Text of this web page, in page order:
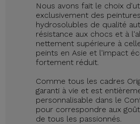
Nous avons fait le choix
exclusivement des peintures
hydrosolubles de qualité
résistance aux chocs et à
nettement supérieure à
peints en Asie et l'impact
fortement réduit.
Comme tous les cadres
garanti à vie et est
personnalisable dans le
pour correspondre aux
de tous les passionnés.